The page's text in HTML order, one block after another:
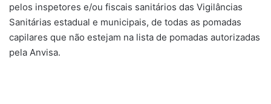
pelos inspetores e/ou fiscais sanitários das Vigilâncias
Sanitárias estadual e municipais, de todas as pomadas
capilares que não estejam na lista de pomadas autorizadas
pela Anvisa.